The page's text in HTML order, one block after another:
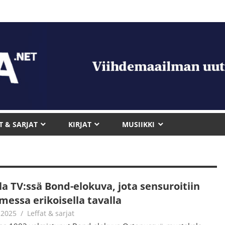
& SARJAT KIRJAT MUSIIKKI
TV:ssä Bond-elokuva, jota sensuroitiin
erikoisella tavalla
Jouni Hirn
Leffat & sarjat